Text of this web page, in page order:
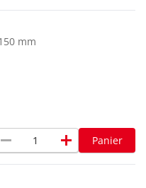
mm
remove add Panier